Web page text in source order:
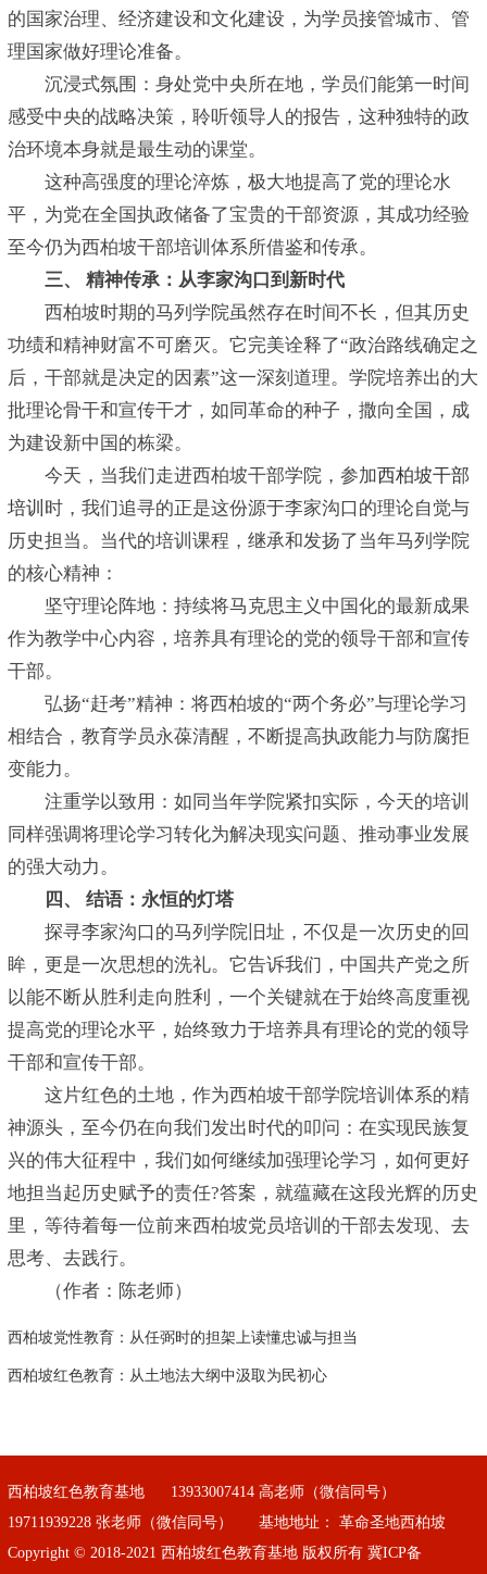
的国家治理、经济建设和文化建设，为学员接管城市、管
理国家做好理论准备。
沉浸式氛围：身处党中央所在地，学员们能第一时间
感受中央的战略决策，聆听领导人的报告，这种独特的政
治环境本身就是最生动的课堂。
这种高强度的理论淬炼，极大地提高了党的理论水
平，为党在全国执政储备了宝贵的干部资源，其成功经验
至今仍为西柏坡干部培训体系所借鉴和传承。
三、 精神传承：从李家沟口到新时代
西柏坡时期的马列学院虽然存在时间不长，但其历史
功绩和精神财富不可磨灭。它完美诠释了“政治路线确定之
后，干部就是决定的因素”这一深刻道理。学院培养出的大
批理论骨干和宣传干才，如同革命的种子，撒向全国，成
为建设新中国的栋梁。
今天，当我们走进西柏坡干部学院，参加西柏坡干部
培训 时，我们追寻的正是这份源于李家沟口的理论自觉与
历史担当。当代的培训课程，继承和发扬了当年马列学院
的核心精神：
坚守理论阵地：持续将马克思主义中国化的最新成果
作为教学中心内容，培养具有理论的党的领导干部和宣传
干部。
弘扬“赶考”精神：将西柏坡的“两个务必”与理论学习
相结合，教育学员永葆清醒，不断提高执政能力与防腐拒
变能力。
注重学以致用：如同当年学院紧扣实际，今天的培训
同样强调将理论学习转化为解决现实问题、推动事业发展
的强大动力。
四、 结语：永恒的灯塔
探寻李家沟口的马列学院旧址，不仅是一次历史的回
眸，更是一次思想的洗礼。它告诉我们，中国共产党之所
以能不断从胜利走向胜利，一个关键就在于始终高度重视
提高党的理论水平，始终致力于培养具有理论的党的领导
干部和宣传干部。
这片红色的土地，作为西柏坡干部学院培训体系的精
神源头，至今仍在向我们发出时代的叩问：在实现民族复
兴的伟大征程中，我们如何继续加强理论学习，如何更好
地担当起历史赋予的责任?答案，就蕴藏在这段光辉的历史
里，等待着每一位前来西柏坡党员培训的干部去发现、去
思考、去践行。
（作者：陈老师）
西柏坡党性教育：从任弼时的担架上读懂忠诚与担当
西柏坡红色教育：从土地法大纲中汲取为民初心
西柏坡红色教育基地
13933007414 高老师（微信同号）
19711939228 张老师（微信同号）
基地地址： 革命圣地西柏坡
Copyright © 2018-2021 西柏坡红色教育基地 版权所有 冀ICP备